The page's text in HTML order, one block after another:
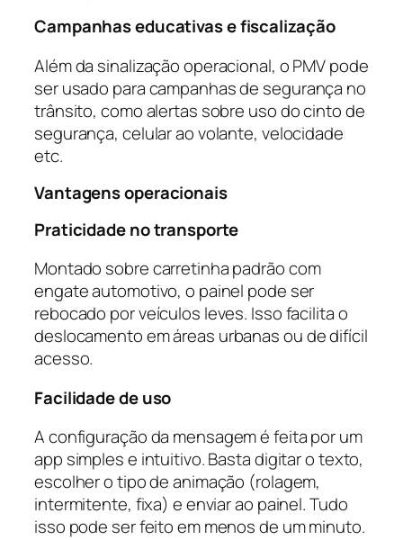
Campanhas educativas e fiscalização
Além da sinalização operacional, o PMV pode
ser usado para campanhas de segurança no
trânsito, como alertas sobre uso do cinto de
segurança, celular ao volante, velocidade
etc.
Vantagens operacionais
Praticidade no transporte
Montado sobre carretinha padrão com
engate automotivo, o painel pode ser
rebocado por veículos leves. Isso facilita o
deslocamento em áreas urbanas ou de difícil
acesso.
Facilidade de uso
A configuração da mensagem é feita por um
app simples e intuitivo. Basta digitar o texto,
escolher o tipo de animação (rolagem,
intermitente, fixa) e enviar ao painel. Tudo
isso pode ser feito em menos de um minuto.